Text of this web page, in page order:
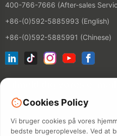
400-766-7666 (After-sales
+86-(0)592-5885993 (English)
+86-(0)592-5885991 (Chinese)
Cookies Policy
Vi bruger cookies på vores
bedste brugeroplevelse. Ved at